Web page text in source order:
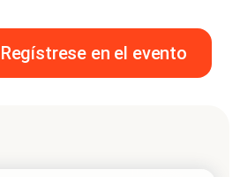
Regístrese en el evento